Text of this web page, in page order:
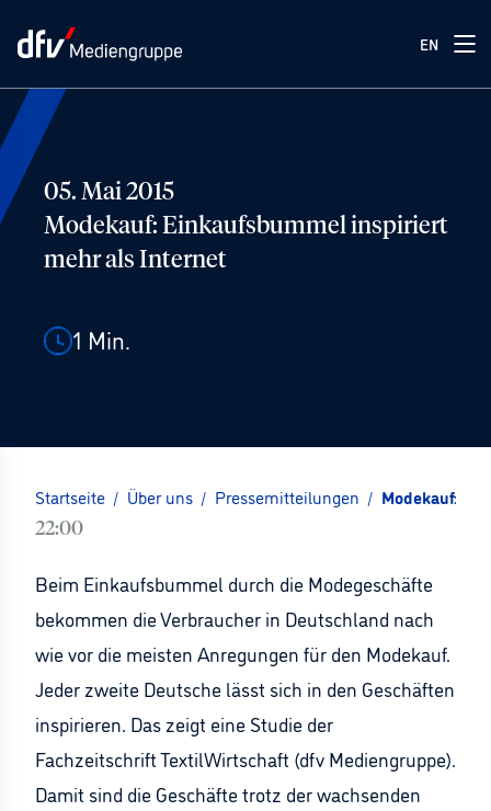
EN
05. Mai 2015
Modekauf: Einkaufsbummel inspiriert
mehr als Internet
1 Min.
Startseite / Über uns / Pressemitteilungen / Modekauf:
22:00
Beim Einkaufsbummel durch die Modegeschäfte
bekommen die Verbraucher in Deutschland nach
wie vor die meisten Anregungen für den Modekauf.
Jeder zweite Deutsche lässt sich in den Geschäften
inspirieren. Das zeigt eine Studie der
Fachzeitschrift TextilWirtschaft (dfv Mediengruppe).
Damit sind die Geschäfte trotz der wachsenden